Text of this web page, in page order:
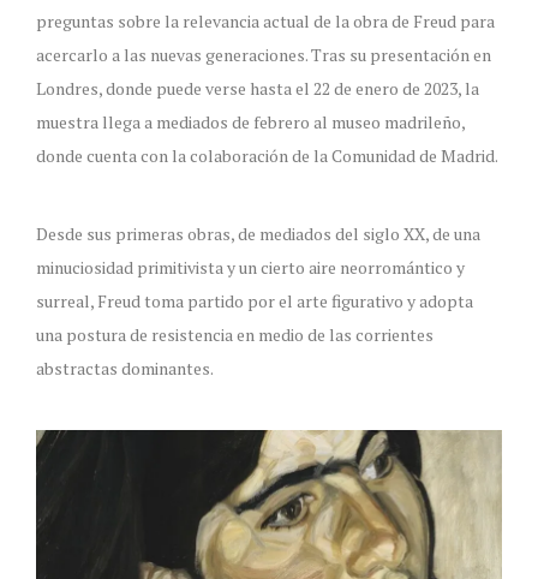
preguntas sobre la relevancia actual de la obra de Freud para
acercarlo a las nuevas generaciones. Tras su presentación en
Londres, donde puede verse hasta el 22 de enero de 2023, la
muestra llega a mediados de febrero al museo madrileño,
donde cuenta con la colaboración de la Comunidad de Madrid.
Desde sus primeras obras, de mediados del siglo XX, de una
minuciosidad primitivista y un cierto aire neorromántico y
surreal, Freud toma partido por el arte figurativo y adopta
una postura de resistencia en medio de las corrientes
abstractas dominantes.